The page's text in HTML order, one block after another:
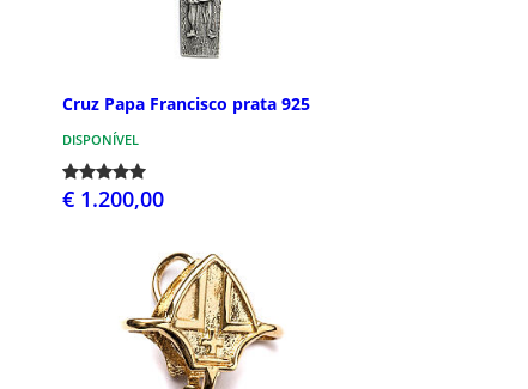
Cruz Papa Francisco prata 925
DISPONÍVEL
€ 1.200,00